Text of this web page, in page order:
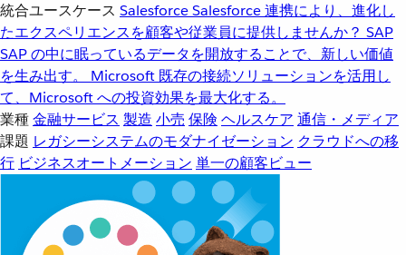
統合ユースケース SalesforceSalesforce 連携により、進化し
たエクスペリエンスを顧客や従業員に提供しませんか？ SAP
SAP の中に眠っているデータを開放することで、新しい価値
を生み出す。
Microsoft 既存の接続ソリューションを活用し
て、Microsoft への投資効果を最大化する。
業種金融サービス 製造 小売 保険 ヘルスケア 通信・メディア
課題 レガシーシステムのモダナイゼーション クラウドへの移
行 ビジネスオートメーション 単一の顧客ビュー